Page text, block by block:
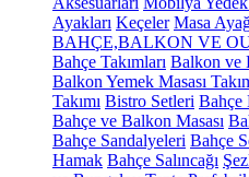
Ayakları Keçeler Masa
BAHÇE,BALKON VE
Bahçe Takımları Balkon ve
Balkon Yemek Masası
Takımı Bistro Setleri Bahçe
Bahçe ve Balkon Masası
Bahçe Sandalyeleri Bahçe
Hamak Bahçe Salıncağı